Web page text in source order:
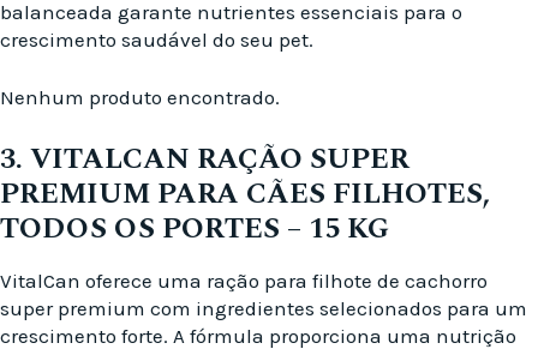
balanceada garante nutrientes essenciais para o
crescimento saudável do seu pet.
Nenhum produto encontrado.
3. VITALCAN RAÇÃO SUPER
PREMIUM PARA CÃES FILHOTES,
TODOS OS PORTES – 15 KG
VitalCan oferece uma ração para filhote de cachorro
super premium com ingredientes selecionados para um
crescimento forte. A fórmula proporciona uma nutrição